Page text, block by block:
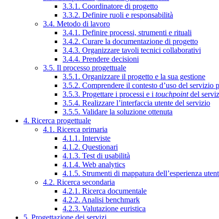
3.3.1. Coordinatore di progetto
3.3.2. Definire ruoli e responsabilità
3.4. Metodo di lavoro
3.4.1. Definire processi, strumenti e rituali
3.4.2. Curare la documentazione di progetto
3.4.3. Organizzare tavoli tecnici collaborativi
3.4.4. Prendere decisioni
3.5. Il processo progettuale
3.5.1. Organizzare il progetto e la sua gestione
3.5.2. Comprendere il contesto d’uso del servizio
3.5.3. Progettare i processi e i touchpointdel
3.5.4. Realizzare l’interfaccia utente del servizio
3.5.5. Validare la soluzione ottenuta
4. Ricerca progettuale
4.1. Ricerca primaria
4.1.1. Interviste
4.1.2. Questionari
4.1.3. Test di usabilità
4.1.4. Web analytics
4.1.5. Strumenti di mappatura dell’esperienza
4.2. Ricerca secondaria
4.2.1. Ricerca documentale
4.2.2. Analisi benchmark
4.2.3. Valutazione euristica
5. Progettazione dei servizi